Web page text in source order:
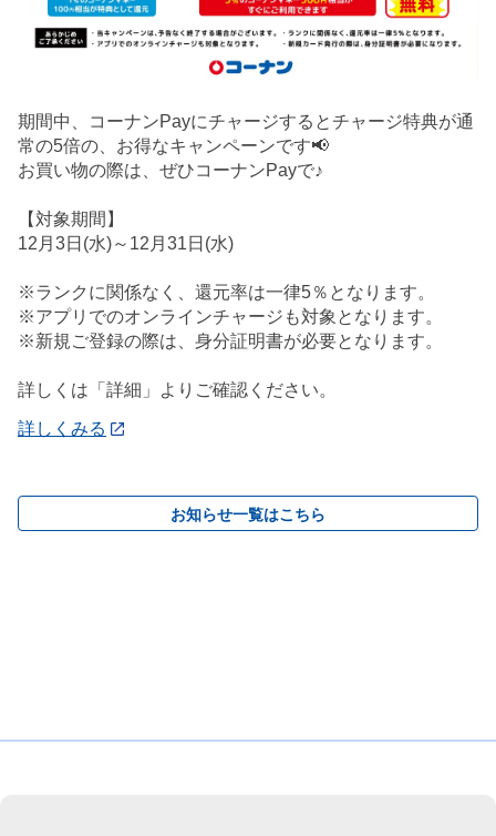
期間中、コーナンPayにチャージするとチャージ特典が通
常の5倍の、お得なキャンペーンです📢
お買い物の際は、ぜひコーナンPayで♪
【対象期間】
12月3日(水)～12月31日(水)
※ランクに関係なく、還元率は一律5％となります。
※アプリでのオンラインチャージも対象となります。
※新規ご登録の際は、身分証明書が必要となります。
詳しくは「詳細」よりご確認ください。
詳しくみる
お知らせ一覧はこちら